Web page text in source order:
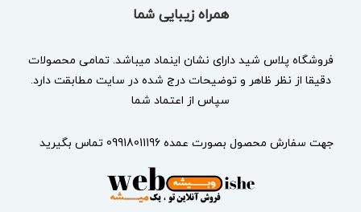
همراه زیبایی شما
فروشگاه پلاس شید دارای نشان اینماد میباشد. تمامی محصولات
دقیقا از نظر ظاهر و توضیحات درج شده در سایت مطابقت دارد.
سپاس از اعتماد شما
جهت سفارش محصول بصورت عمده 09918011196 تماس بگیرید